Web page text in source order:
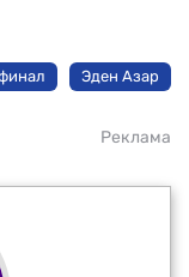
Эден Азар
Реклама